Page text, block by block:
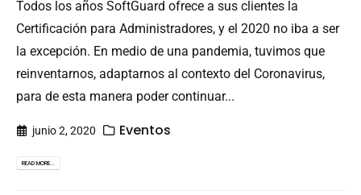
Todos los años SoftGuard ofrece a sus clientes la
Certificación para Administradores, y el 2020 no iba a ser
la excepción. En medio de una pandemia, tuvimos que
reinventarnos, adaptarnos al contexto del Coronavirus,
para de esta manera poder continuar...
junio 2, 2020 Eventos
READ MORE...